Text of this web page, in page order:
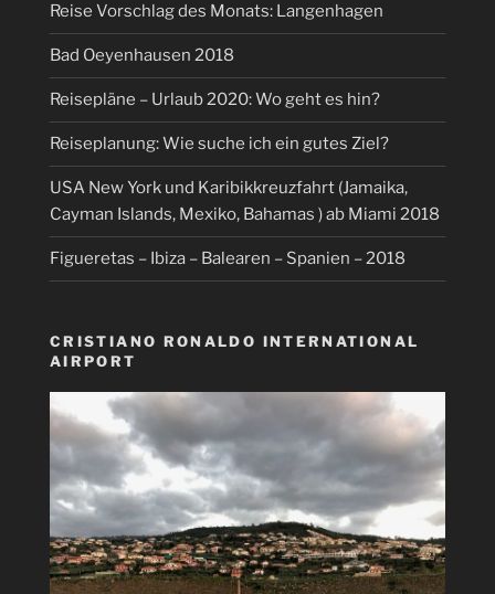
Reise Vorschlag des Monats: Langenhagen
Bad Oeyenhausen 2018
Reisepläne – Urlaub 2020: Wo geht es hin?
Reiseplanung: Wie suche ich ein gutes Ziel?
USA New York und Karibikkreuzfahrt (Jamaika,
Cayman Islands, Mexiko, Bahamas ) ab Miami 2018
Figueretas – Ibiza – Balearen – Spanien – 2018
CRISTIANO RONALDO INTERNATIONAL
AIRPORT